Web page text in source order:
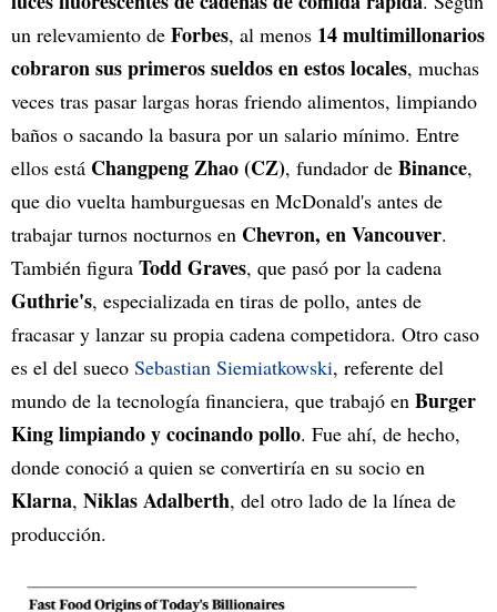
un relevamiento de Forbes, al menos 14 multimillonarios
cobraron sus primeros sueldos en estos locales, muchas
veces tras pasar largas horas friendo alimentos, limpiando
baños o sacando la basura por un salario mínimo. Entre
ellos está Changpeng Zhao (CZ), fundador de Binance,
que dio vuelta hamburguesas en McDonald's antes de
trabajar turnos nocturnos en Chevron, en Vancouver.
También figura Todd Graves, que pasó por la cadena
Guthrie's, especializada en tiras de pollo, antes de
fracasar y lanzar su propia cadena competidora. Otro caso
es el del sueco Sebastian Siemiatkowski, referente del
mundo de la tecnología financiera, que trabajó en Burger
King limpiando y cocinando pollo. Fue ahí, de hecho,
donde conoció a quien se convertiría en su socio en
Klarna, Niklas Adalberth, del otro lado de la línea de
producción.